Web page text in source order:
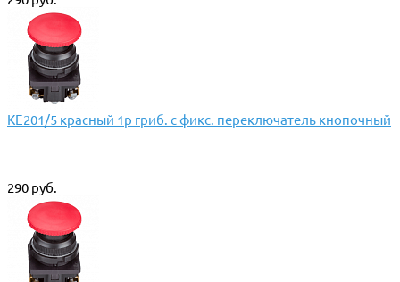
КЕ201/5 красный 1р гриб. с фикс. переключатель кнопочный
290 руб.